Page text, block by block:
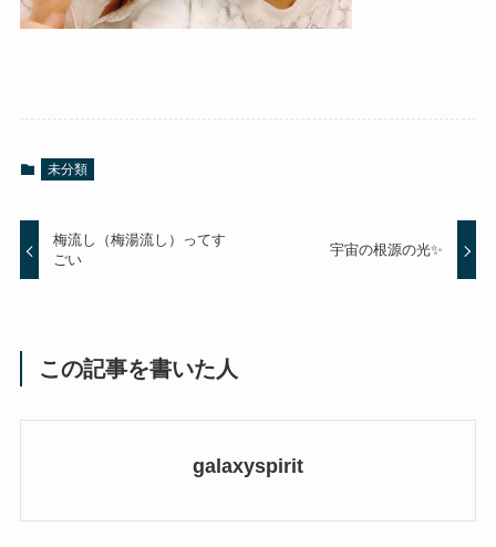
未分類
梅流し（梅湯流し）ってす
ごい
宇宙の根源の光✨
この記事を書いた人
galaxyspirit